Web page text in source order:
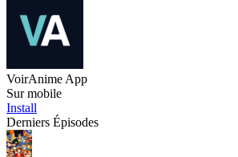
VoirAnime App
Sur mobile
Install
Derniers Épisodes